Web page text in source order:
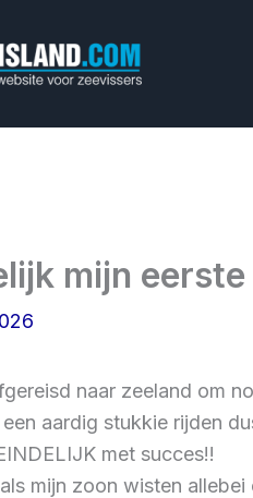
mijn
naar zeeland om
aardig stukkie rijden
met succes!!
mijn zoon wisten allebei